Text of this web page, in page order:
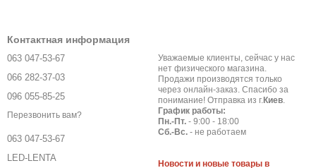
Контактная информация
063 047-53-67
066 282-37-03
096 055-85-25
Перезвонить вам?
063 047-53-67
LED-LENTA
Уважаемые клиенты, сейчас у нас
нет физического магазина.
Продажи производятся только
через онлайн-заказ. Спасибо за
понимание! Отправка из г.Киев.
График работы:
Пн.-Пт. - 9:00 - 18:00
Сб.-Вс. - не работаем
Новости и новые товары в